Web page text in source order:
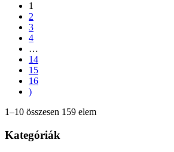
1
2
3
4
…
14
15
16
)
1–10 összesen 159 elem
Kategóriák